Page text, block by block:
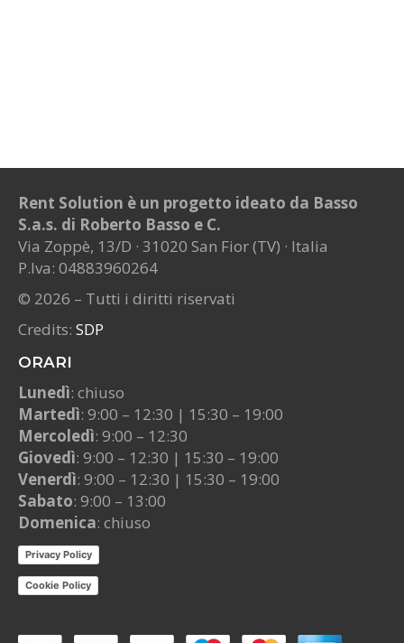
Rent Solution è un progetto ideato da Basso
S.a.s. di Roberto Basso e C.
Via Zoppè, 13/D · 31020 San Fior (TV) · Italia
P.Iva: 04883960264
© 2026 – Tutti i diritti riservati
Credits: SDP
ORARI
Lunedì: chiuso
Martedì: 9:00 – 12:30 | 15:30 – 19:00
Mercoledì: 9:00 – 12:30
Giovedì: 9:00 – 12:30 | 15:30 – 19:00
Venerdì: 9:00 – 12:30 | 15:30 – 19:00
Sabato: 9:00 – 13:00
Domenica: chiuso
Privacy Policy
Cookie Policy